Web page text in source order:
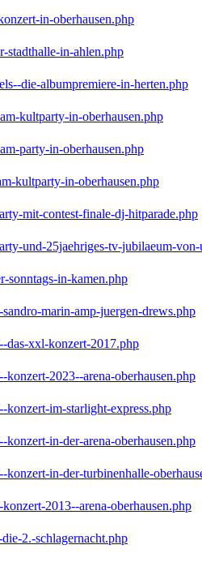
in-oberhausen.php
stadthalle-in-ahlen.php
die-albumpremiere-in-herten.php
kultparty-in-oberhausen.php
party-in-oberhausen.php
kultparty-in-oberhausen.php
mit-contest-finale-dj-hitparade.php
und-25jaehriges-tv-jubilaeum-
sonntags-in-kamen.php
marin-amp-juergen-drews.php
das-xxl-konzert-2017.php
konzert-2023--arena-oberhausen.php
konzert-im-starlight-express.php
konzert-in-der-arena-oberhausen.php
konzert-in-der-turbinenhalle-
2013--arena-oberhausen.php
2.-schlagernacht.php